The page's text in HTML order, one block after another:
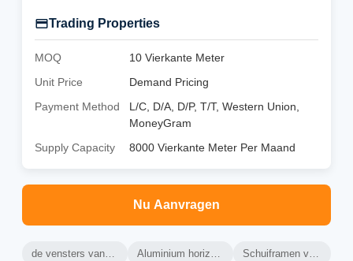
Trading Properties
MOQ
10 Vierkante Meter
Unit Price
Demand Pricing
Payment Method
L/C, D/A, D/P, T/T, Western Union,
MoneyGram
Supply Capacity
8000 Vierkante Meter Per Maand
Nu Aanvragen
de vensters van het aluminiumglas Aluminium horizontale schuiframen Schuiframen van aluminiumglas